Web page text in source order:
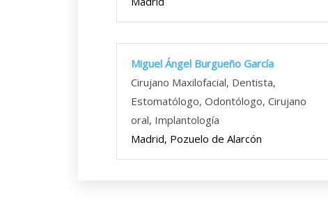
Miguel Ángel Burgueño García
Cirujano Maxilofacial, Dentista,
Estomatólogo, Odontólogo, Cirujano
oral, Implantología
Madrid, Pozuelo de Alarcón